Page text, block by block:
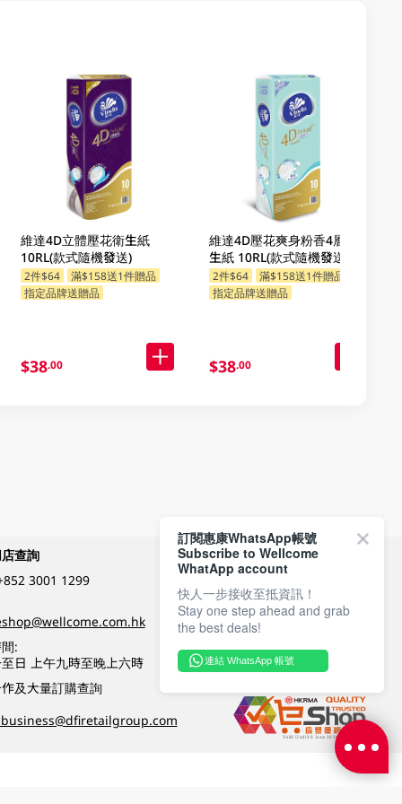
維達4D立體壓花衛生紙
10RL(款式隨機發送)
2件$64
滿$158送1件贈品
指定品牌送贈品
$38.00
維達4D壓花爽身粉香4層衛
生紙 10RL(款式隨機發送)
2件$64
滿$158送1件贈品
指定品牌送贈品
$38.00
查詢
3001 1299
:
日 上午九時至晚上六時
及大量訂購查詢
付款方式
關注我們
訂閱惠康WhatsApp帳號
Subscribe to Wellcome
WhatApp account
快人一步接收至抵資訊！
Stay one step ahead and grab
the best deals!
連結 WhatsApp 帳號